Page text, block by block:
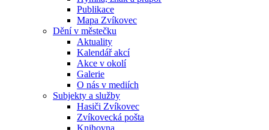
Publikace
Mapa Zvíkovec
Dění v městečku
Aktuality
Kalendář akcí
Akce v okolí
Galerie
O nás v mediích
Subjekty a služby
Hasiči Zvíkovec
Zvíkovecká pošta
Knihovna